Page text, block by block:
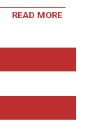
READ MORE